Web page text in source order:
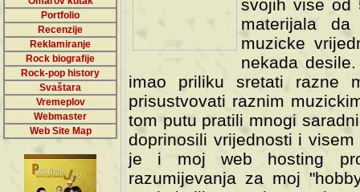
Portfolio
Recenzije
Reklamiranje
Rock biografije
Rock-pop history
Svaštara
Vremeplov
Webmaster
Web Site Map
svojih vise od
materijala
muzicke
nekada
imao priliku sretati razne
prisustvovati raznim
tom putu pratili mnogi
doprinosili vrijednosti i
je i moj web hosting
razumijevanja za moj